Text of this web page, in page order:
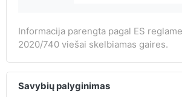
Informacija parengta pagal ES
2020/740 viešai skelbiamas gaires.
Savybių palyginimas